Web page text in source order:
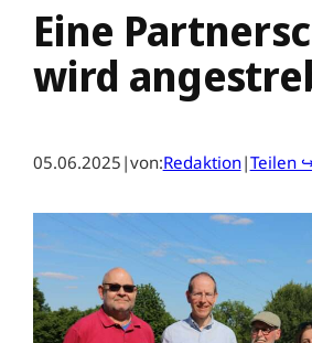
Eine
wird
05.06.2025 |von:Redaktion|Teilen